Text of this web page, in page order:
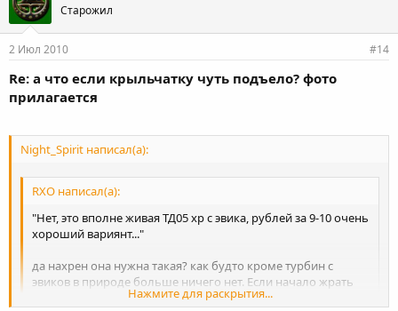
Старожил
2 Июл 2010 #14
Re: а что если крыльчатку чуть подъело? фото
прилагается
Night_Spirit написал(а):
RXO написал(а):
"Нет, это вполне живая ТД05 хр с эвика, рублей за 9-10 очень
хороший вариянт..."
да нахрен она нужна такая? как будто кроме турбин с
эвиков в природе больше ничего нет. Если начало жрать
колесо - место ей в помойкеНажмите для раскрытия...